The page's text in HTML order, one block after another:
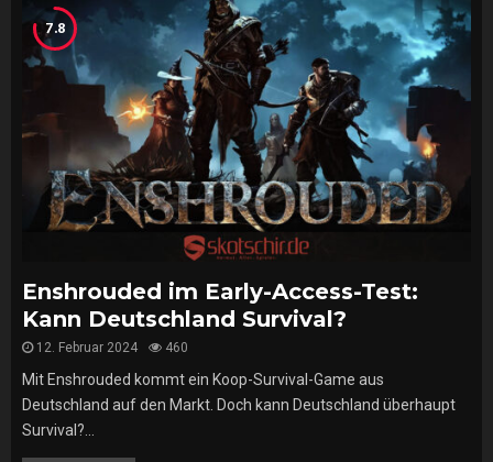
7.8
Enshrouded im Early-Access-Test:
Kann Deutschland Survival?
12. Februar 2024 460
Mit Enshrouded kommt ein Koop-Survival-Game aus
Deutschland auf den Markt. Doch kann Deutschland überhaupt
Survival?...